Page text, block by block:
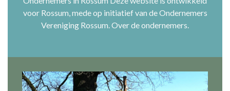
voor Rossum, mede op initiatief van de Ondernemers
Vereniging Rossum. Over de ondernemers.